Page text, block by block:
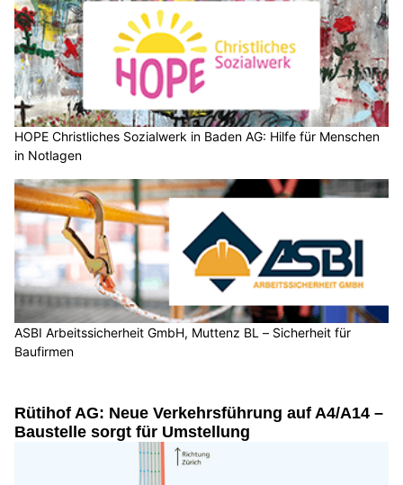
HOPE Christliches Sozialwerk in Baden AG: Hilfe für Menschen
in Notlagen
ASBI Arbeitssicherheit GmbH, Muttenz BL – Sicherheit für
Baufirmen
Rütihof AG: Neue Verkehrsführung auf A4/A14 –
Baustelle sorgt für Umstellung